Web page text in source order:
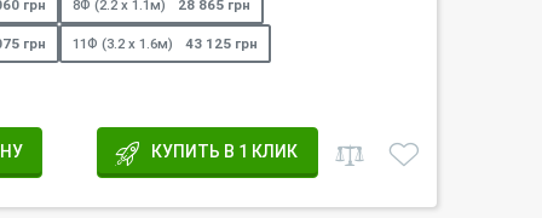
грн 8Ф (2.2 х 1.1м) 28 865 грн
грн 11Ф (3.2 х 1.6м) 43 125 грн
КУПИТЬ В 1 КЛИК